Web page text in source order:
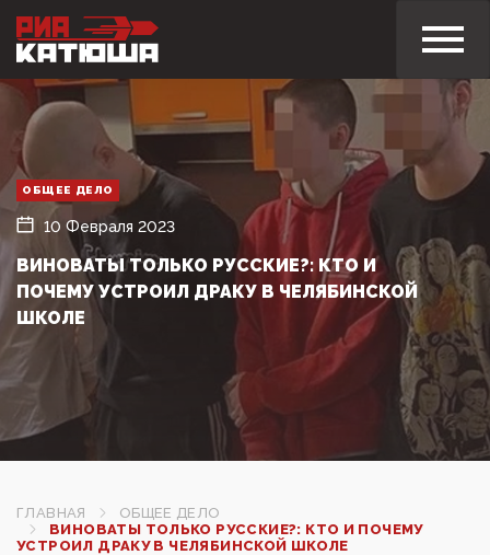
ОБЩЕЕ ДЕЛО
10 Февраля 2023
ВИНОВАТЫ ТОЛЬКО РУССКИЕ?: КТО И
ПОЧЕМУ УСТРОИЛ ДРАКУ В ЧЕЛЯБИНСКОЙ
ШКОЛЕ
ГЛАВНАЯ
ОБЩЕЕ ДЕЛО
ВИНОВАТЫ ТОЛЬКО РУССКИЕ?: КТО И ПОЧЕМУ
УСТРОИЛ ДРАКУ В ЧЕЛЯБИНСКОЙ ШКОЛЕ